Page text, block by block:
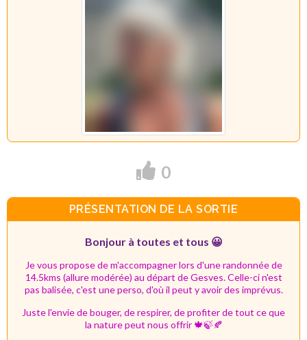
0
PRÉSENTATION DE LA SORTIE
Bonjour à toutes et tous 😀
Je vous propose de m'accompagner lors d'une randonnée de
14.5kms (allure modérée) au départ de Gesves.Celle-ci n'est
pas balisée, c'est une perso, d'où il peut y avoir des imprévus.
Juste l'envie de bouger, de respirer, de profiter de tout ce que
la nature peut nous offrir 🍁🍃🍂